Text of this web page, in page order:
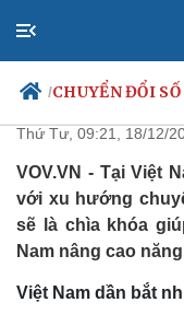
/CHUYỂN ĐỔI SỐ
Chính trị
Đảng
Tổ chức nhân sự
Quốc hội
Nhận diện sự thật
Ngành
nhịp với xu
Thứ Tư, 09:21, 18/12/
VOV.VN - Tại Việt
với xu hướng
sẽ là chìa khóa
Nam nâng cao
Việt Nam dần bắt